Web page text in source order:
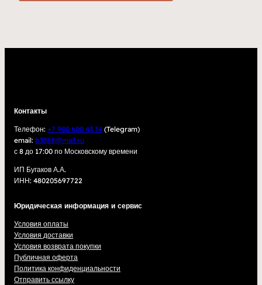
Контакты
Телефон: +7 900 600 43 34 (Telegram)
email: b3388@mail.ru
с 8 до 17:00 по Московскому времени
ИП Бугаков А.А.
ИНН: 480205697722
Юридическая информация и сервис
Условия оплаты
Условия доставки
Условия возврата покупки
Публичная оферта
Политика конфиденциальности
Отправить ссылку